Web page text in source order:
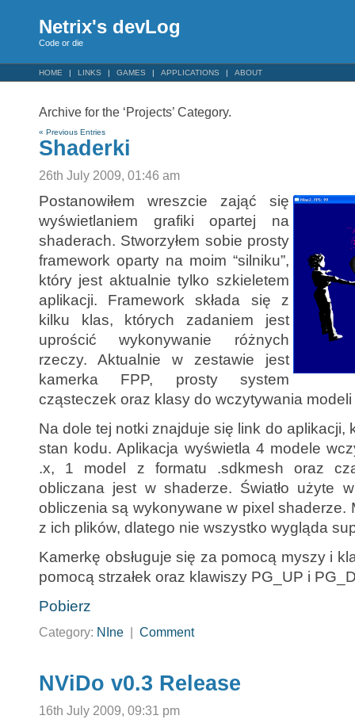
Netrix's devLog
Code or die
HOME LINKS GAMES APPLICATIONS ABOUT
Archive for the ‘Projects’ Category.
« Previous Entries
Shaderki
26th July 2009, 01:46 am
Postanowiłem wreszcie zająć się
wyświetlaniem grafiki opartej na
shaderach. Stworzyłem sobie prosty
framework oparty na moim “silniku”,
który jest aktualnie tylko szkieletem
aplikacji. Framework składa się z
kilku klas, których zadaniem jest
uprościć wykonywanie różnych
rzeczy. Aktualnie w zestawie jest
kamerka FPP, prosty system
cząsteczek oraz klasy do wczytywania
Na dole tej notki znajduje się link do aplikacji,
stan kodu. Aplikacja wyświetla 4 modele
.x, 1 model z formatu .sdkmesh oraz
obliczana jest w shaderze. Światło użyte
obliczenia są wykonywane w pixel shaderze.
z ich plików, dlatego nie wszystko wygląda
Kamerkę obsługuje się za pomocą myszy i
pomocą strzałek oraz klawiszy PG_UP i
Pobierz
Category: NIne Comment
NViDo v0.3 Release
16th July 2009, 09:31 pm